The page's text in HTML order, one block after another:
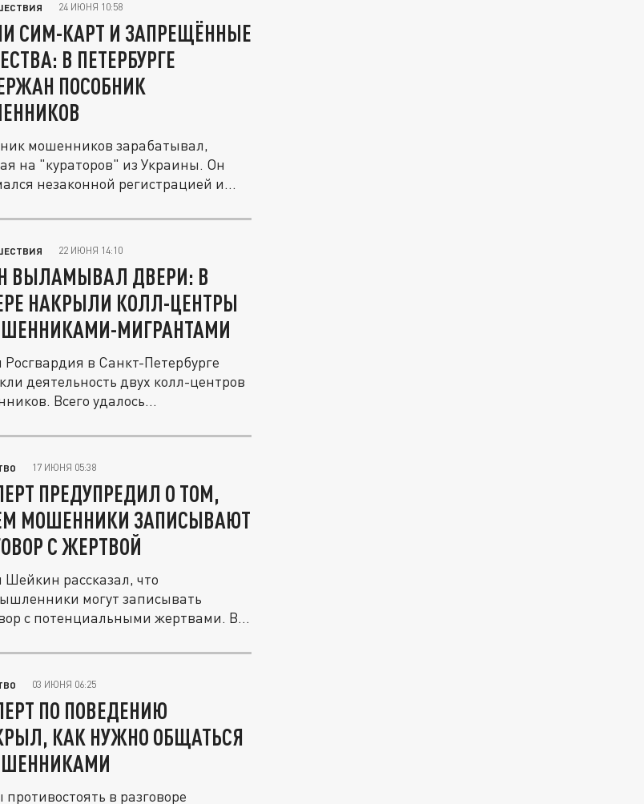
24 ИЮНЯ 10:58
СИМ-КАРТ И ЗАПРЕЩЁННЫЕ
В ПЕТЕРБУРГЕ
ПОСОБНИК
мошенников зарабатывал,
на "кураторов" из Украины. Он
незаконной регистрацией и...
22 ИЮНЯ 14:10
ВЫЛАМЫВАЛ ДВЕРИ: В
НАКРЫЛИ КОЛЛ-ЦЕНТРЫ
МИГРАНТАМИ
в Санкт-Петербурге
деятельность двух колл-центров
Всего удалось...
17 ИЮНЯ 05:38
ПРЕДУПРЕДИЛ О ТОМ,
МОШЕННИКИ ЗАПИСЫВАЮТ
С ЖЕРТВОЙ
Шейкин рассказал, что
могут записывать
с потенциальными жертвами. Всё
03 ИЮНЯ 06:25
ПО ПОВЕДЕНИЮ
КАК НУЖНО ОБЩАТЬСЯ
противостоять в разговоре